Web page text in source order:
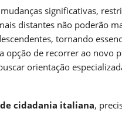
significativas,
distantes não poderão
tornando
opção de recorrer ao novo
orientação
cidadania italiana,